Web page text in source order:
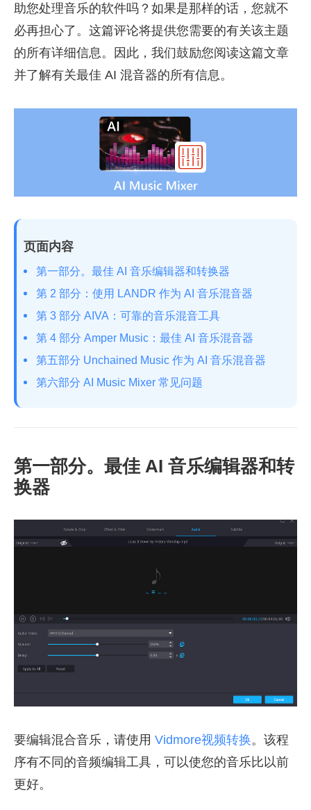
助您处理音乐的软件吗？如果是那样的话，您就不
必再担心了。这篇评论将提供您需要的有关该主题
的所有详细信息。因此，我们鼓励您阅读这篇文章
并了解有关最佳 AI 混音器的所有信息。
页面内容
第一部分。最佳 AI 音乐编辑器和转换器
第 2 部分：使用 LANDR 作为 AI 音乐混音器
第 3 部分 AIVA：可靠的音乐混音工具
第 4 部分 Amper Music：最佳 AI 音乐混音器
第五部分 Unchained Music 作为 AI 音乐混音器
第六部分 AI Music Mixer 常见问题
第一部分。最佳 AI 音乐编辑器和转
换器
要编辑混合音乐，请使用 Vidmore视频转换。该程
序有不同的音频编辑工具，可以使您的音乐比以前
更好。